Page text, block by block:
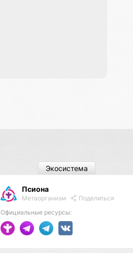
Псиона
Метаорганизм
Поделиться
Официальные ресурсы:
Экосистема